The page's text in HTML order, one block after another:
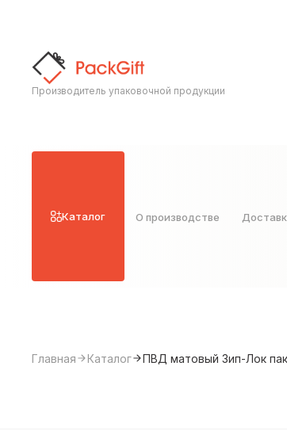
Производитель упаковочной продукции
Каталог О производстве
Главная Каталог ПВД матовый Зип-Лок